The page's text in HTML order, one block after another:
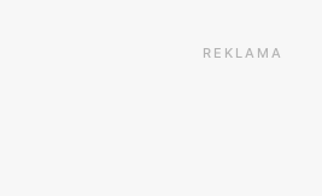
REKLAMA